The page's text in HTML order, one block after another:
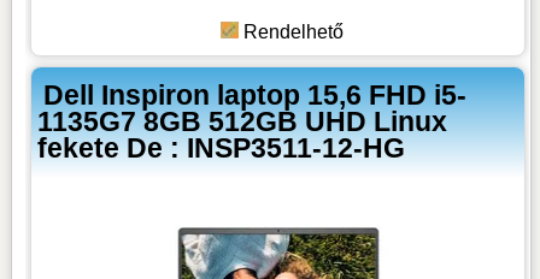
Rendelhető
Dell Inspiron laptop 15,6 FHD i5-
1135G7 8GB 512GB UHD Linux
fekete De : INSP3511-12-HG